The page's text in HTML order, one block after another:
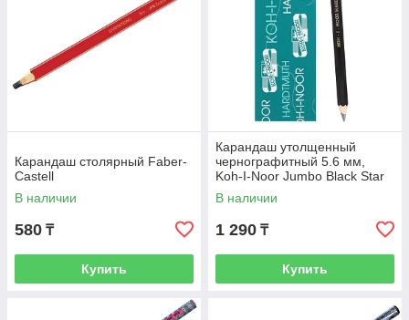
Карандаш столярный Faber-
Castell
В наличии
580 ₸
Купить
Карандаш утолщенный
чернографитный 5.6 мм,
Koh-I-Noor Jumbo Black Star
1820 4B, L=175 мм
В наличии
1 290 ₸
Купить